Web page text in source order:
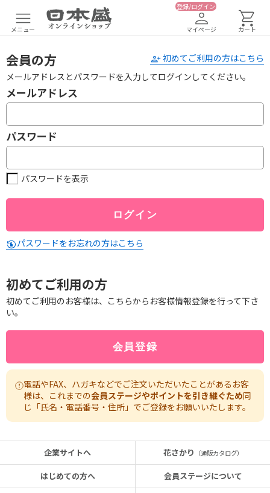
メニュー
登録/ログイン
マイページ カート
初めてご利用の方はこちら
会員の方
メールアドレスとパスワードを入力してログインしてください。
メールアドレス
パスワード
パスワードを表示
パスワードをお忘れの方はこちら
初めてご利用の方
初めてご利用のお客様は、こちらからお客様情報登録を行って下さ
い。
電話やFAX、ハガキなどでご注文いただいたことがあるお客
様は、これまでの会員ステージやポイントを引き継ぐため同
じ「氏名・電話番号・住所」でご登録をお願いいたします。
企業サイトへ
はじめての方へ
花さかり （通販カタログ）
会員ステージについて